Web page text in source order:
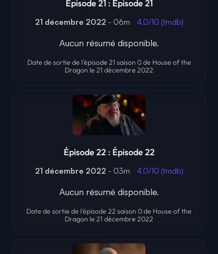
Épisode 21 : Épisode 21
21 décembre 2022 - 06m 4.0/10 (tmdb)
Aucun résumé disponible.
Date de sortie de l'épisode 21 saison 0 de House of the
Dragon le 21 décembre 2022
Épisode 22 : Épisode 22
21 décembre 2022 - 03m 4.0/10 (tmdb)
Aucun résumé disponible.
Date de sortie de l'épisode 22 saison 0 de House of the
Dragon le 21 décembre 2022